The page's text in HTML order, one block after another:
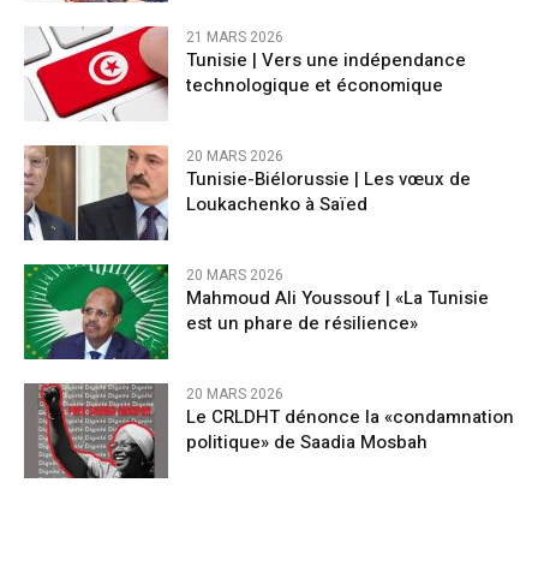
21 MARS 2026
Tunisie | Vers une indépendance
technologique et économique
20 MARS 2026
Tunisie-Biélorussie | Les vœux de
Loukachenko à Saïed
20 MARS 2026
Mahmoud Ali Youssouf | «La Tunisie
est un phare de résilience»
20 MARS 2026
Le CRLDHT dénonce la «condamnation
politique» de Saadia Mosbah